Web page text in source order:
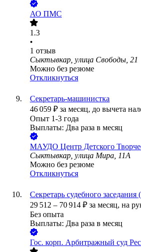
АО ПМС
1.3
•
1 отзыв
Сыктывкар, улица Свободы, 21
Можно без резюме
Откликнуться
Секретарь-машинистка
46 059 ₽ за месяц, до вычета
Опыт 1-3 года
Выплаты: Два раза в месяц
МАУДО Центр Детского
Сыктывкар, улица Мира, 11А
Можно без резюме
Откликнуться
Секретарь судебного заседания
29 512 – 70 914 ₽ за месяц, на
Без опыта
Выплаты: Два раза в месяц
Гос. корп. Арбитражный суд